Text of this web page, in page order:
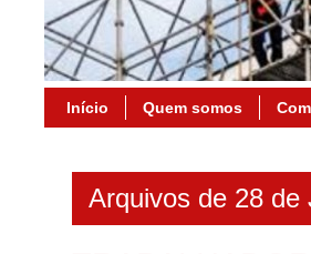
Início Quem somos
Arquivos de 28 de